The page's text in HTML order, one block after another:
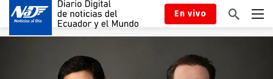
En vivo